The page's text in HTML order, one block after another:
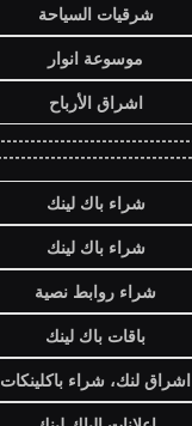
شرقيات السياحة
موسوعة انوار
اشراق الأرباح
شراء باك لينك
شراء باك لينك
شراء روابط نصية
باقات باك لينك
اشراق لنك، شراء باكلينكات